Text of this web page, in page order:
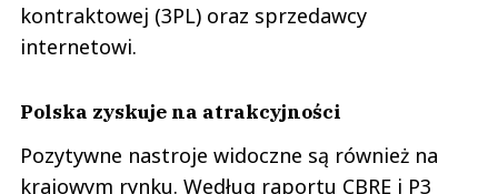
kontraktowej (3PL) oraz sprzedawcy
internetowi.
Polska zyskuje na atrakcyjności
Pozytywne nastroje widoczne są również na
krajowym rynku. Według raportu CBRE i P3